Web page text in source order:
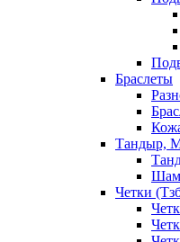
Браслеты
Тандыр,
Четки